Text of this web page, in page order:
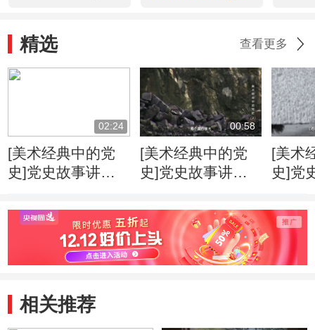
精选 查看更多
02:24
[美术经典中的党
史]党史故事讲
戴红领带臂膀扎白
毛巾？
00:58
[美术经典中的党
史]党史故事讲
碑基石石材从何而
来？
[美术
史]党
民英
如何
相关推荐